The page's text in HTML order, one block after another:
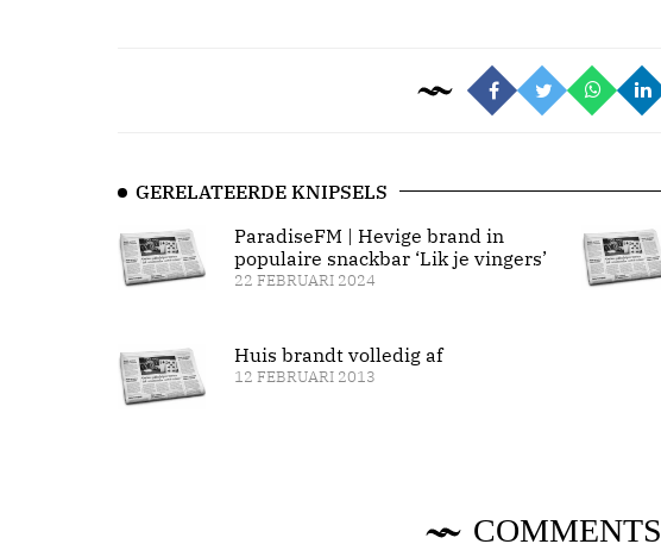
GERELATEERDE KNIPSELS
ParadiseFM | Hevige brand in
populaire snackbar ‘Lik je vingers’
22 FEBRUARI 2024
Huis brandt volledig af
12 FEBRUARI 2013
COMMENTS